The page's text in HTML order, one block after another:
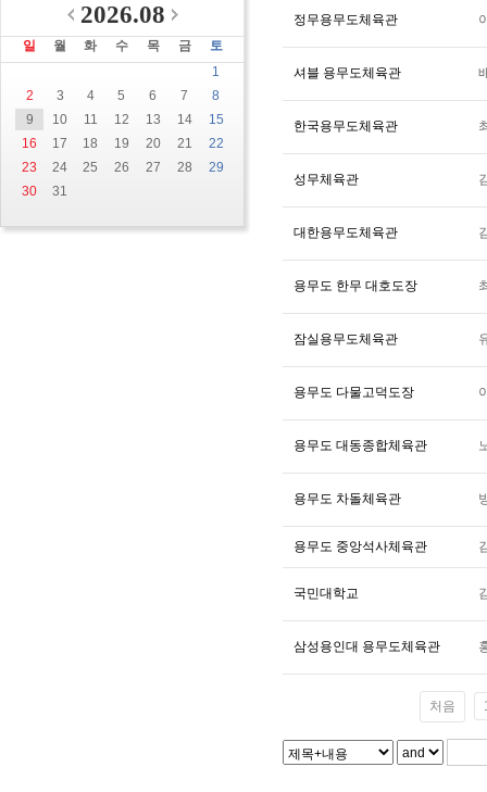
2026.08
일 월 화 수 목 금
토
1
2
3 4 5 6 7
8
9
10 11 12 13 14
15
16
17 18 19 20 21
22
23
24 25 26 27 28
29
30
31
정무용무도체육관
셔블 용무도체육관
한국용무도체육관
성무체육관
대한용무도체육관
용무도 한무 대호도장
잠실용무도체육관
용무도 다물고덕도장
용무도 대동종합체육관
용무도 차돌체육관
용무도 중앙석사체육관
국민대학교
삼성용인대 용무도체육관
처음